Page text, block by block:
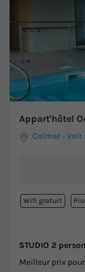
Appart'hôtel
Colmar -Voir
Wifi gratuit
STUDIO 2
Meilleur prix